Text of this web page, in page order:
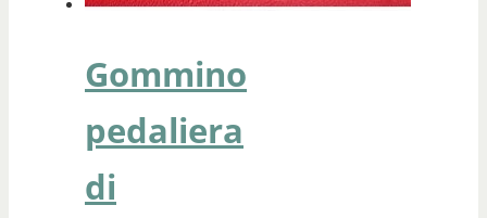
Gommino
pedaliera
di